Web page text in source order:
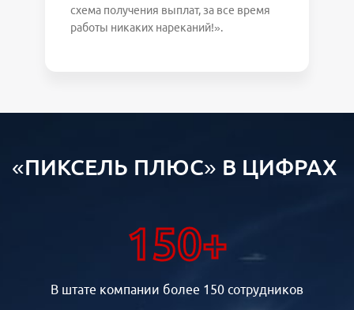
схема получения выплат, за все время
работы никаких нареканий!».
«ПИКСЕЛЬ ПЛЮС» В ЦИФРАХ
150+
В штате компании более 150 сотрудников